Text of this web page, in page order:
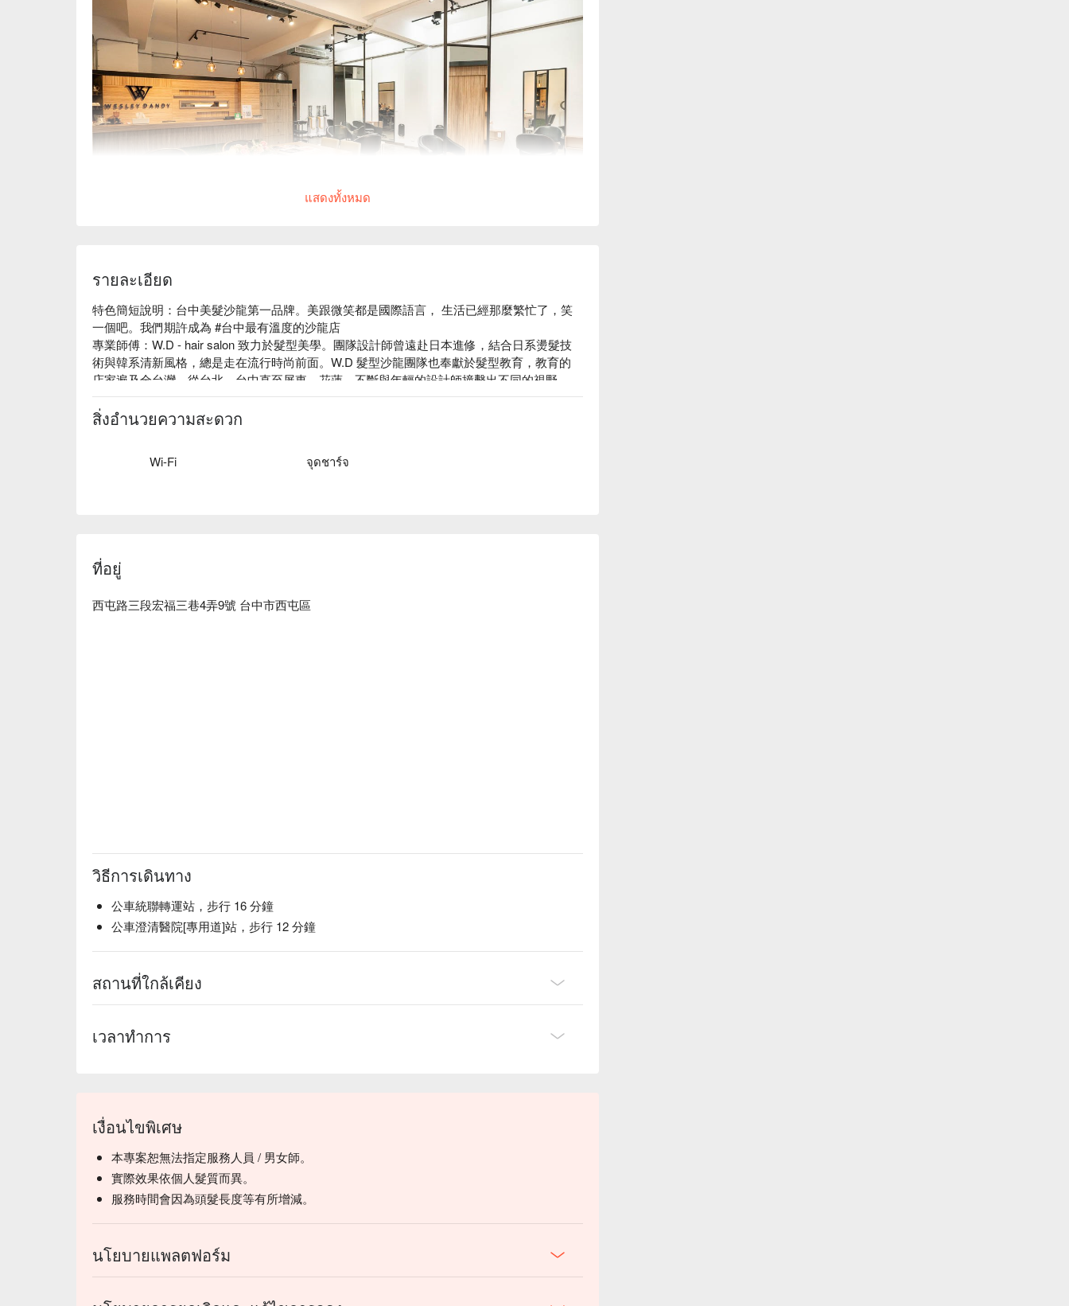
專業設計師提供剪髮、洗髮及頭皮修護等服務，除了保護您的頭髮頭皮外，亦設計出適合您的
最佳造型！
แสดงทั้งหมด
รายละเอียด
特色簡短說明：台中美髮沙龍第一品牌。美跟微笑都是國際語言， 生活已經那麼繁忙了，笑
一個吧。我們期許成為 #台中最有溫度的沙龍店
專業師傅：W.D - hair salon 致力於髮型美學。團隊設計師曾遠赴日本進修，結合日系燙髮技
術與韓系清新風格，總是走在流行時尚前面。W.D 髮型沙龍團隊也奉獻於髮型教育，教育的
店家遍及全台灣，從台北、台中直至屏東、花蓮，不斷與年輕的設計師撞擊出不同的視野。
絕佳位置：位置於公益路上，靠近草悟道、勤美、sogo 商圈
頂級用料：Purifica PRO 黑耀光感護髮品牌、哥德式 MILBON 深層護髮系列產品
สิ่งอำนวยความสะดวก
Wi-Fi จุดชาร์จ
ที่อยู่
西屯路三段宏福三巷4弄9號 台中市西屯區
วิธีการเดินทาง
公車統聯轉運站，步行 16 分鐘
公車澄清醫院[專用道]站，步行 12 分鐘
สถานที่ใกล้เคียง
เวลาทำการ
เงื่อนไขพิเศษ
本專案恕無法指定服務人員 / 男女師。
實際效果依個人髮質而異。
服務時間會因為頭髮長度等有所增減。
นโยบายแพลตฟอร์ม